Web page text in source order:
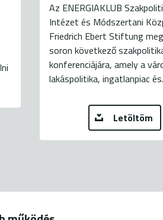
Az ENERGIAKLUB
Intézet és Módszertani
Friedrich Ebert Stiftung
soron következő
konferenciájára, amely a
lakáspolitika, ingatlanpiac
Letöltöm